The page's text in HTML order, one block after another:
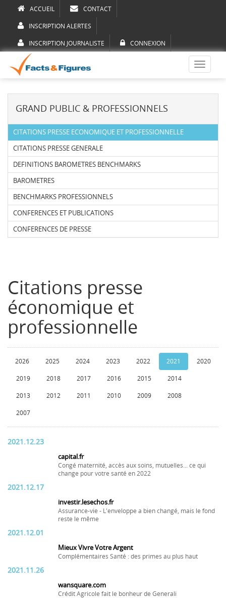
ACCUEIL CONTACT
INSCRIPTION ALERTES
INSCRIPTION JOURNALISTE CONNEXION
Toggle
GRAND PUBLIC & PROFESSIONNELS
CITATIONS PRESSE ECONOMIQUE ET PROFESSIONNELLE
CITATIONS PRESSE GENERALE
DEFINITIONS BAROMETRES BENCHMARKS
BAROMETRES
BENCHMARKS PROFESSIONNELS
CONFERENCES ET PUBLICATIONS
CONFERENCES DE PRESSE
Citations presse
économique et
professionnelle
2026 2025 2024 2023 2022 2021 2020
2019 2018 2017 2016 2015 2014
2013 2012 2011 2010 2009 2008
2007
2021.12.23
capital.fr
Congé maternité, accès aux soins, mutuelles... ce qui
change pour votre santé en 2022
2021.12.17
investir.lesechos.fr
Assurance-vie - L'enveloppe a bien changé, mais le fond
reste le même
2021.12.01
Mieux Vivre Votre Argent
Complémentaires Santé : des primes au plus haut
2021.11.26
wansquare.com
Crédit Agricole fait le bonheur de Generali